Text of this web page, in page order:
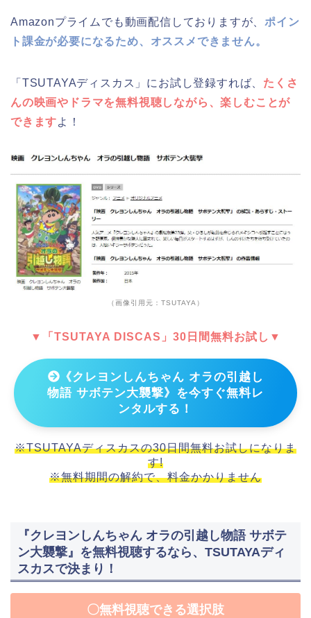
Amazonプライムでも動画配信しておりますが、ポイン
ト課金が必要になるため、オススメできません。
「TSUTAYAディスカス」にお試し登録すれば、 たくさ
んの映画やドラマを無料視聴しながら、楽しむことが
できますよ！
（画像引用元：TSUTAYA）
▼「TSUTAYA DISCAS」30日間無料お試し▼
《クレヨンしんちゃん オラの引越し
物語 サボテン大襲撃》を今すぐ無料レ
ンタルする！
※TSUTAYAディスカスの30日間無料お試しになりま
す!
※無料期間の解約で、料金かかりません
『クレヨンしんちゃん オラの引越し物語 サボテ
ン大襲撃』を無料視聴するなら、TSUTAYAディ
スカスで決まり！
〇無料視聴できる選択肢